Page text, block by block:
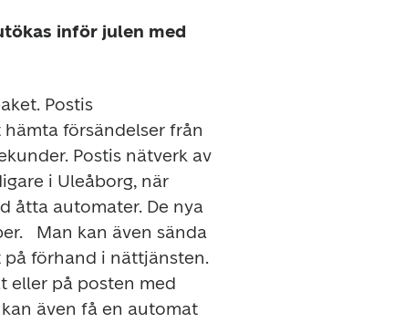
inför julen med
Postis
försändelser från
Postis nätverk av
i Uleåborg, när
åtta automater. De nya
Man kan även sända
förhand i nättjänsten.
eller på posten med
även få en automat